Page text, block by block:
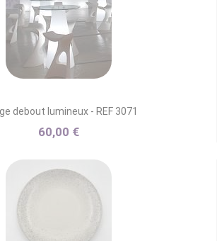
debout lumineux - REF 3071
60,00 €